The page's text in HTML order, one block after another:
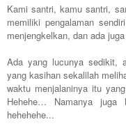
Kami santri, kamu santri,
memiliki pengalaman
menjengkelkan, dan ada
Ada yang lucunya sedikit,
yang kasihan sekalilah
waktu menjalaninya itu
Hehehe… Namanya juga
hehehehe...